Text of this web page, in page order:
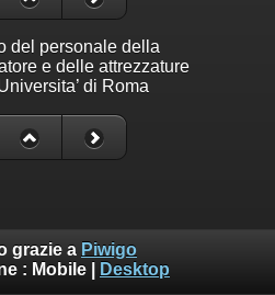
del personale della
e delle attrezzature
di Roma
grazie a Piwigo
: Mobile Desktop